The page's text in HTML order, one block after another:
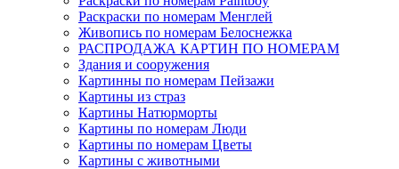
Раскраски по номерам Менглей
Живопись по номерам Белоснежка
РАСПРОДАЖА КАРТИН ПО НОМЕРАМ
Здания и сооружения
Картинны по номерам Пейзажи
Картины из страз
Картины Натюрморты
Картины по номерам Люди
Картины по номерам Цветы
Картины с животными